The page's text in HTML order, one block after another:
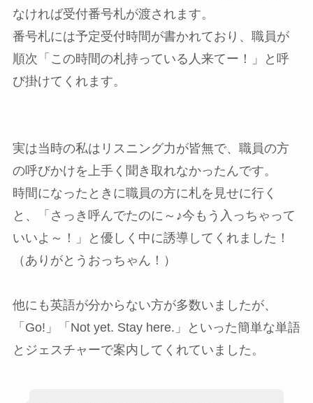
なければ受付番号札が渡されます。
番号札には予定受付時間が書かれており、職員が
順次「この時間の札持っている人来てー！」と呼
び掛けてくれます。
実は当時の私はリスニング力が皆無で、職員の方
の呼びかけを上手く聞き取れなかったんです。
時間になったときに職員の方に札を見せに行く
と、「さっき呼んでたのに～♪今もう入っちゃって
いいよ～！」と優しく中に誘導してくれました！
（ありがとうおっちゃん！）
他にも英語が分からない方が多数いましたが、
「Go!」「Not yet. Stay here.」といった簡単な単語
とジェスチャーで案内してくれていました。